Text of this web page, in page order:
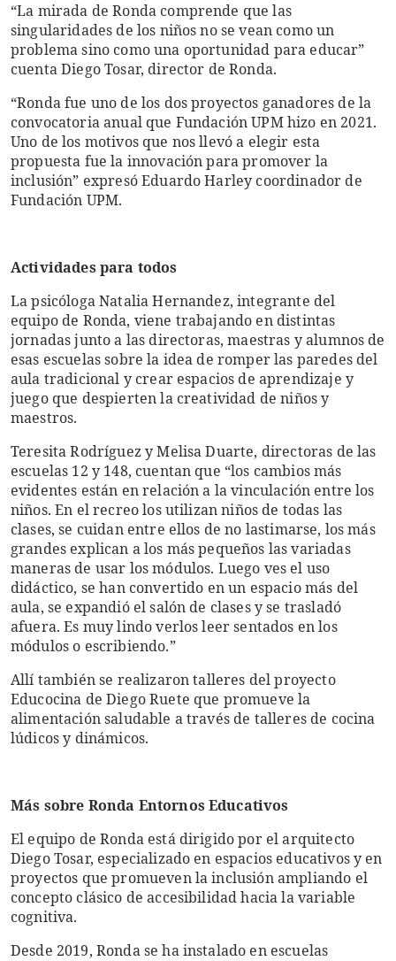
“La mirada de Ronda comprende que las
singularidades de los niños no se vean como un
problema sino como una oportunidad para educar”
cuenta Diego Tosar, director de Ronda.
“Ronda fue uno de los dos proyectos ganadores de la
convocatoria anual que Fundación UPM hizo en 2021.
Uno de los motivos que nos llevó a elegir esta
propuesta fue la innovación para promover la
inclusión” expresó Eduardo Harley coordinador de
Fundación UPM.
Actividades para todos
La psicóloga Natalia Hernandez, integrante del
equipo de Ronda, viene trabajando en distintas
jornadas junto a las directoras, maestras y alumnos de
esas escuelas sobre la idea de romper las paredes del
aula tradicional y crear espacios de aprendizaje y
juego que despierten la creatividad de niños y
maestros.
Teresita Rodríguez y Melisa Duarte, directoras de las
escuelas 12 y 148, cuentan que “los cambios más
evidentes están en relación a la vinculación entre los
niños. En el recreo los utilizan niños de todas las
clases, se cuidan entre ellos de no lastimarse, los más
grandes explican a los más pequeños las variadas
maneras de usar los módulos. Luego ves el uso
didáctico, se han convertido en un espacio más del
aula, se expandió el salón de clases y se trasladó
afuera. Es muy lindo verlos leer sentados en los
módulos o escribiendo.”
Allí también se realizaron talleres del proyecto
Educocina de Diego Ruete que promueve la
alimentación saludable a través de talleres de cocina
lúdicos y dinámicos.
Más sobre Ronda Entornos Educativos
El equipo de Ronda está dirigido por el arquitecto
Diego Tosar, especializado en espacios educativos y en
proyectos que promueven la inclusión ampliando el
concepto clásico de accesibilidad hacia la variable
cognitiva.
Desde 2019, Ronda se ha instalado en escuelas